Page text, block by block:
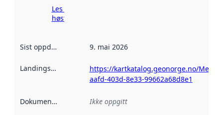
Les mer om
høsting her
Sist oppdatert 9. mai 2026
Landingsside
https://kartkatalog.geonorge.no/
aafd-403d-8e33-99662a68d8e1
Dokumentasjon Ikke oppgitt